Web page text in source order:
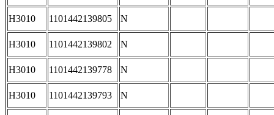
H3010 1101442139805 N
H3010 1101442139802 N
H3010 1101442139778 N
H3010 1101442139793 N